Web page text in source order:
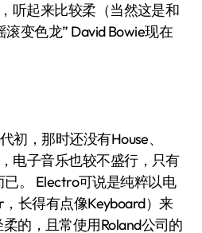
听起来比较柔（当然这是和
变色龙” David Bowie现在
初，那时还没有House、
电子音乐也较不盛行，只有
。 Electro可说是纯粹以电
长得有点像Keyboard）来
的，且常使用Roland公司的